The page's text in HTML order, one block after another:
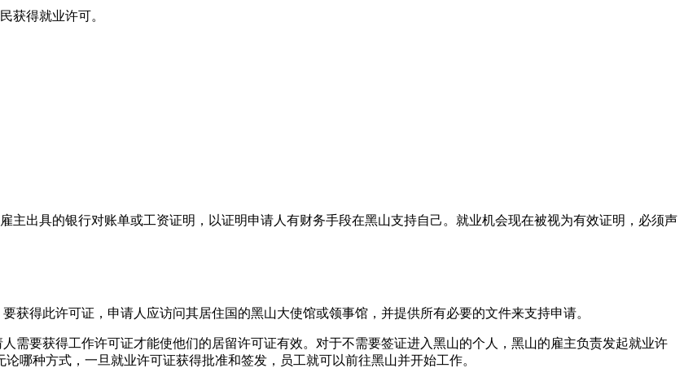
获得就业许可。
主出具的银行对账单或工资证明，以证明申请人有财务手段在黑山支持自己。就业机会现在被视为有效证明，必须声
获得此许可证，申请人应访问其居住国的黑山大使馆或领事馆，并提供所有必要的文件来支持申请。
需要获得工作许可证才能使他们的居留许可证有效。对于不需要签证进入黑山的个人，黑山的雇主负责发起就业许
哪种方式，一旦就业许可证获得批准和签发，员工就可以前往黑山并开始工作。